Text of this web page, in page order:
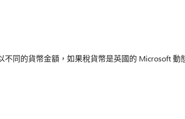
不同的貨幣金額，如果稅貨幣是英國的 Microsoft 動